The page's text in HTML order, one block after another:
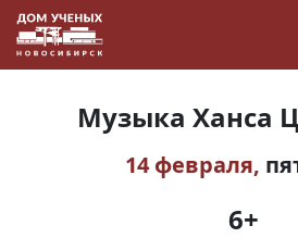
Музыка Ханса
14 февраля,
6+